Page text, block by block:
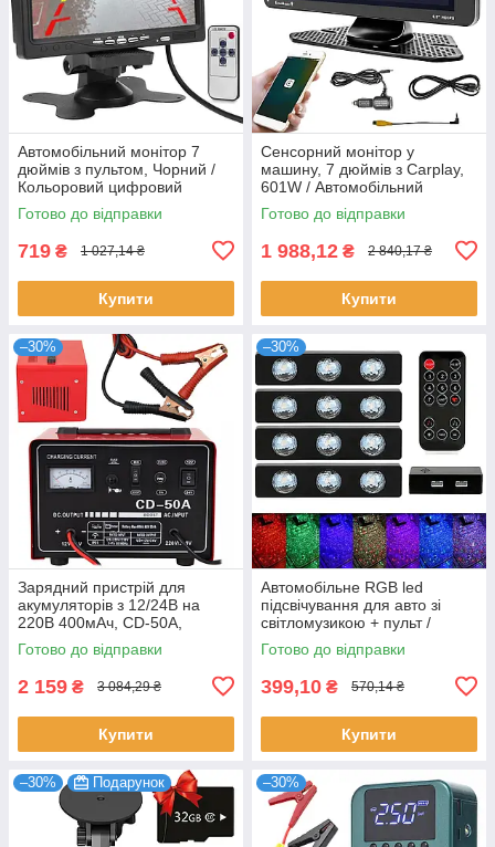
Автомобільний монітор 7
дюймів з пультом, Чорний /
Кольоровий цифровий
монітор для камери заднього
виду
Готово до відправки
719 ₴ 1 027,14 ₴
Купити
Сенсорний монітор у
машину, 7 дюймів з Carplay,
601W / Автомобільний
монітор / Сенсорний дисплей
у машину
Готово до відправки
1 988,12 ₴ 2 840,17 ₴
Купити
–30%
Зарядний пристрій для
акумуляторів з 12/24В на
220В 400мАч, CD-50A,
Червоний / Автомобільна
зарядка для акумулятора
Готово до відправки
2 159 ₴ 3 084,29 ₴
Купити
–30%
Автомобільне RGB led
підсвічування для авто зі
світломузикою + пульт /
Світлодіодне підсвічування
салону машини
Готово до відправки
399,10 ₴ 570,14 ₴
Купити
–30% Подарунок –30%